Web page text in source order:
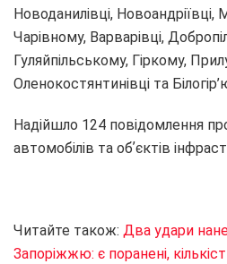
Новоданилівці, Новоандріївці,
Чарівному, Варварівці,
Гуляйпільському, Гіркому,
Оленокостянтинівці та
Надійшло 124 повідомлення
автомобілів та обʼєктів
Читайте також: Два удари
Запоріжжю: є поранені,